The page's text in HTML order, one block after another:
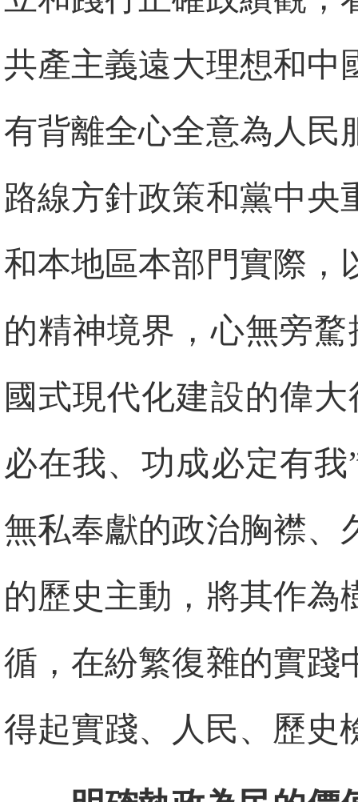
共產主義遠大理想和中
有背離全心全意為人民
路線方針政策和黨中央
和本地區本部門實際，
的精神境界，心無旁
國式現代化建設的偉
必在我、功成必定有
無私奉獻的政治胸襟、
的歷史主動，將其作為
循，在紛繁復雜的實踐
得起實踐、人民、歷史